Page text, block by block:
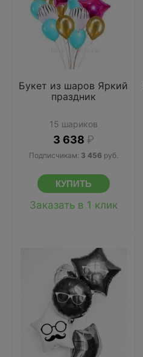
Букет из шаров Яркий
праздник
15 шариков
3 638 ₽
Подписчикам: 3 456 руб.
Заказать в 1 клик